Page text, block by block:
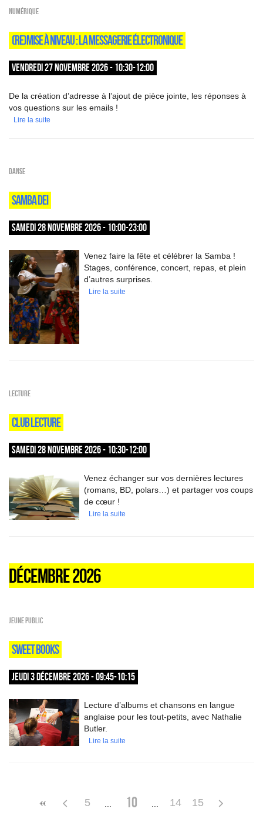
Numérique
(RE)MISE À NIVEAU : LA MESSAGERIE ÉLECTRONIQUE
VENDREDI 27 NOVEMBRE 2026 - 10:30-12:00
De la création d’adresse à l’ajout de pièce jointe, les réponses à
vos questions sur les emails !
Lire la suite
Danse
SAMBA DEI
SAMEDI 28 NOVEMBRE 2026 - 10:00-23:00
Venez faire la fête et célébrer la Samba !
Stages, conférence, concert, repas, et plein
d’autres surprises.
Lire la suite
Lecture
CLUB LECTURE
SAMEDI 28 NOVEMBRE 2026 - 10:30-12:00
Venez échanger sur vos dernières lectures
(romans, BD, polars…) et partager vos coups
de cœur !
Lire la suite
DÉCEMBRE 2026
Jeune public
SWEET BOOKS
JEUDI 3 DÉCEMBRE 2026 - 09:45-10:15
Lecture d’albums et chansons en langue
anglaise pour les tout-petits, avec Nathalie
Butler.
Lire la suite
5 10 14 15